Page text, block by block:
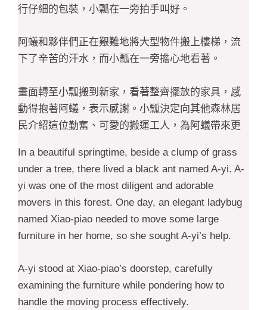
行仔細的包裝，小瓢在一旁拍手叫好。
阿蟻和夥伴們正在艱難地將大型物件搬上樓梯，流
下了辛苦的汗水，而小瓢在一旁擔心地看著。
畫面轉至小瓢搬到新家，看著整齊擺放的家具，感
動得抱著阿蟻，表示感謝。小瓢決定向其他森林居
民介紹這位勤奮、可愛的搬運工人，為阿蟻帶來更
格上新北中和搬家公司阿蟻展現了搬家過程中的辛
勞、關懷和友誼，讓人在歡笑中感受到溫馨的搬家
服務。
In a beautiful springtime, beside a clump of grass
under a tree, there lived a black ant named A-yi. A-
yi was one of the most diligent and adorable
movers in this forest. One day, an elegant ladybug
named Xiao-piao needed to move some large
furniture in her home, so she sought A-yi’s help.
A-yi stood at Xiao-piao’s doorstep, carefully
examining the furniture while pondering how to
handle the moving process effectively.